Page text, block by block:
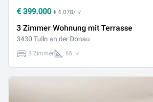
€ 399.000 € 6.078/㎡
3 Zimmer Wohnung mit Terrasse
3430 Tulln an der Donau
3 Zimmer 65 ㎡